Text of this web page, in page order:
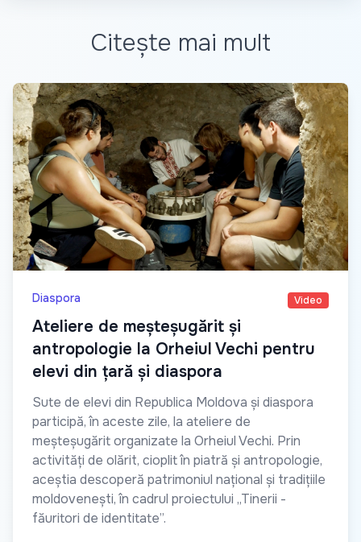
Citește mai mult
Diaspora Video
Ateliere de meșteșugărit și
antropologie la Orheiul Vechi pentru
elevi din țară și diaspora
Sute de elevi din Republica Moldova și diaspora
participă, în aceste zile, la ateliere de
meșteșugărit organizate la Orheiul Vechi. Prin
activități de olărit, cioplit în piatră și antropologie,
aceștia descoperă patrimoniul național și tradițiile
moldovenești, în cadrul proiectului „Tinerii -
făuritori de identitate”.